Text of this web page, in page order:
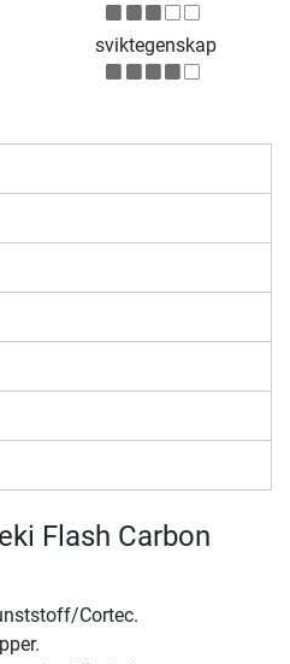
sviktegenskap
Flash Carbon
Cortec.